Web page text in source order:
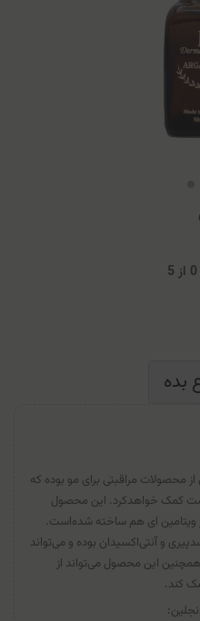
از 5
بده
محصولات مراقبتی برای مو بوده که
کمک خواهدکرد. این محصول
ویتامین ای هم ساخته شده‌است.
و آنتی‌اکسیدان بوده و می‌تواند
این محصول می‌تواند از
کند.